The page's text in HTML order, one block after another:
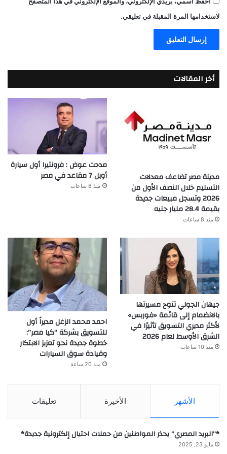
لاستخدامها المرة المقبلة في تعليقي.
أخر المقالات
مدينة مصر تضاعف معدلات
التسليم خلال النصف الأول من
2026 وتسجل مبيعات جديدة
بقيمة 28.4 مليار جنيه
منذ 8 ساعات
مدحت عوض : فرونتيرا أول سيارة
أوبل 7 مقاعد في مصر
منذ 8 ساعات
جيهان الجولي تتوج مسيرتها
بالانضمام إلى قائمة «فوربس»
لأكثر مديري التسويق تأثيرًا في
الشرق الأوسط لعام 2026
منذ 10 ساعات
احمد محمد الزغل مديراً أول
للتسويق بشركة “كيا مصر”:
خطوة جديدة نحو تعزيز الابتكار
وقيادة سوق السيارات
منذ 20 ساعة
الأشهر الأخيرة تعليقات
*”البريد المصري” يحذر المواطنين من حملات احتيال إلكترونية جديدة*
مايو 23, 2025